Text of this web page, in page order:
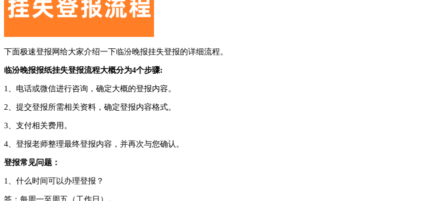
下面极速登报网给大家介绍一下临汾晚报挂失登报的详细流程。
临汾晚报报纸挂失登报流程大概分为4个步骤:
1、电话或微信进行咨询，确定大概的登报内容。
2、提交登报所需相关资料，确定登报内容格式。
3、支付相关费用。
4、登报老师整理最终登报内容，并再次与您确认。
登报常见问题：
1、什么时间可以办理登报？
答：每周一至周五（工作日）。